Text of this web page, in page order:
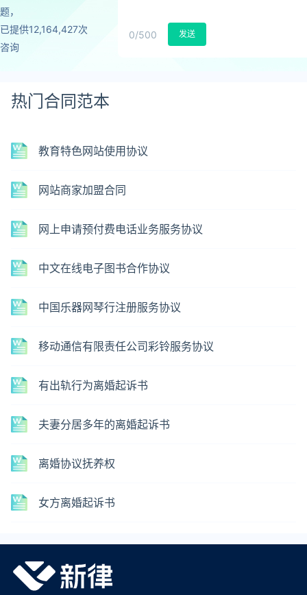
题，
已提供12,164,427次
咨询
0/500 发送
热门合同范本
教育特色网站使用协议
网站商家加盟合同
网上申请预付费电话业务服务协议
中文在线电子图书合作协议
中国乐器网琴行注册服务协议
移动通信有限责任公司彩铃服务协议
有出轨行为离婚起诉书
夫妻分居多年的离婚起诉书
离婚协议抚养权
女方离婚起诉书